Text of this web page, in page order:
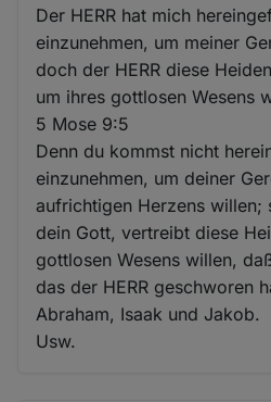
Der HERR hat mich
einzunehmen, um meiner
doch der HERR diese
um ihres gottlosen Wesens
5 Mose 9:5
Denn du kommst nicht
einzunehmen, um deiner
aufrichtigen Herzens willen;
dein Gott, vertreibt diese
gottlosen Wesens willen,
das der HERR geschworen
Abraham, Isaak und Jakob.
Usw.